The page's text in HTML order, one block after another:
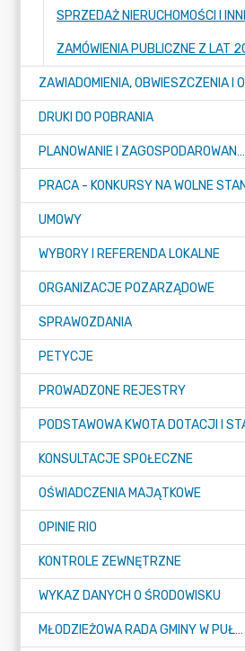
DRUKI DO POBRANIA
PLANOWANIE I ZAGOSPODAROWANIE PRZESTRZENNE
UMOWY
WYBORY I REFERENDA LOKALNE
ORGANIZACJE POZARZĄDOWE
SPRAWOZDANIA
PETYCJE
PROWADZONE REJESTRY
KONSULTACJE SPOŁECZNE
OŚWIADCZENIA MAJĄTKOWE
OPINIE RIO
KONTROLE ZEWNĘTRZNE
WYKAZ DANYCH O ŚRODOWISKU
MŁODZIEŻOWA RADA GMINY W PUŁTUSKU